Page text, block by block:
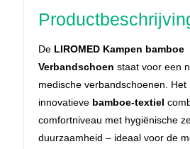
De LIROMED Kampen bamboe
Verbandschoen staat voor een
medische verbandschoenen. Het
innovatieve bamboe-textiel
comfortniveau met hygiënische
duurzaamheid – ideaal voor de